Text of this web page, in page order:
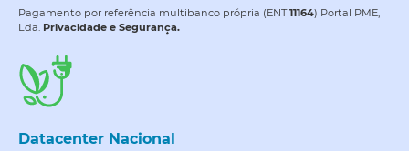
Pagamento por referência multibanco própria (ENT11164) Portal PME,
Lda. Privacidade e Segurança.
Datacenter Nacional